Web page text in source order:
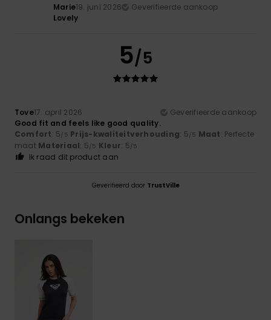
Marie19. juni 2026
Geverifieerde aankoop
Lovely
5/5
Tove17. april 2026
Geverifieerde aankoop
Good fit and feels like good quality.
Comfort: 5/5 Prijs-kwaliteitverhouding: 5/5 Maat: Perfecte
maat Materiaal: 5/5 Kleur: 5/5
Ik raad dit product aan
Geverifieerd door TrustVille
Onlangs bekeken